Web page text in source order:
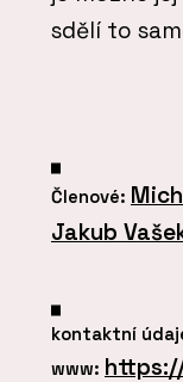
sdělí to
Členové:
Jakub
kontaktní
www: